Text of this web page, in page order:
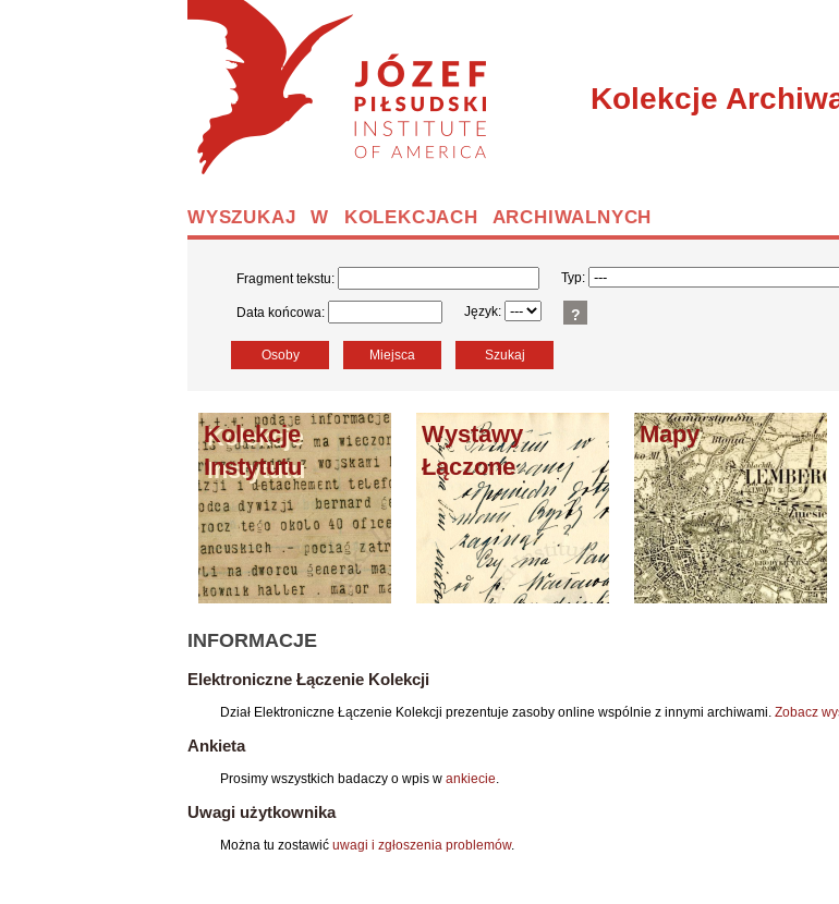
Kolekcje
WYSZUKAJ W KOLEKCJACH ARCHIWALNYCH
Fragment tekstu: Typ:
Data końcowa: Język: ?
Osoby Miejsca Szukaj
Kolekcje
Instytutu
Wystawy
Łączone
Mapy
INFORMACJE
Elektroniczne Łączenie Kolekcji
Dział Elektroniczne Łączenie Kolekcji prezentuje zasoby online wspólnie z innymi archiwami. Zobacz
Ankieta
Prosimy wszystkich badaczy o wpis w ankiecie.
Uwagi użytkownika
Można tu zostawić uwagi i zgłoszenia problemów.